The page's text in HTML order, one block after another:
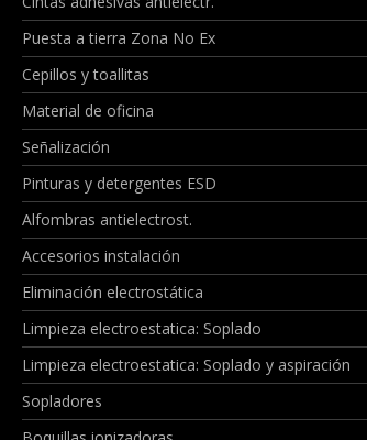
Puesta a tierra Zona No Ex
Cepillos y toallitas
Material de oficina
Señalización
Pinturas y detergentes ESD
Alfombras antielectrost.
Accesorios instalación
Eliminación electrostática
Limpieza electroestatica: Soplado
Limpieza electroestatica: Soplado y aspiración
Sopladores